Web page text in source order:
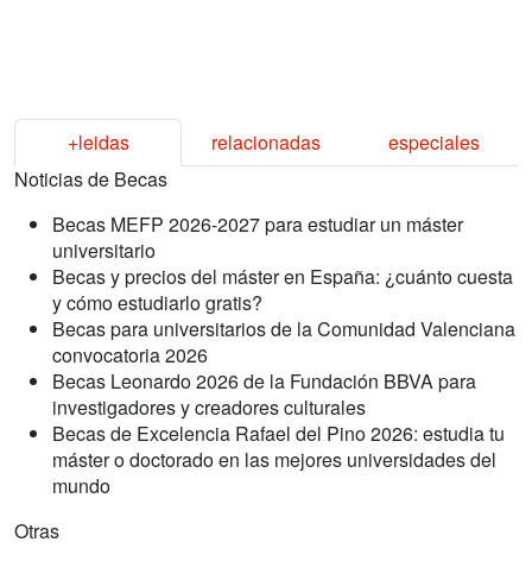
+leidas relacionadas
especiales
Noticias de Becas
Becas MEFP 2026-2027 para estudiar un máster
universitario
Becas y precios del máster en España: ¿cuánto cuesta
y cómo estudiarlo gratis?
Becas para universitarios de la Comunidad Valenciana
convocatoria 2026
Becas Leonardo 2026 de la Fundación BBVA para
investigadores y creadores culturales
Becas de Excelencia Rafael del Pino 2026: estudia tu
máster o doctorado en las mejores universidades del
mundo
Otras